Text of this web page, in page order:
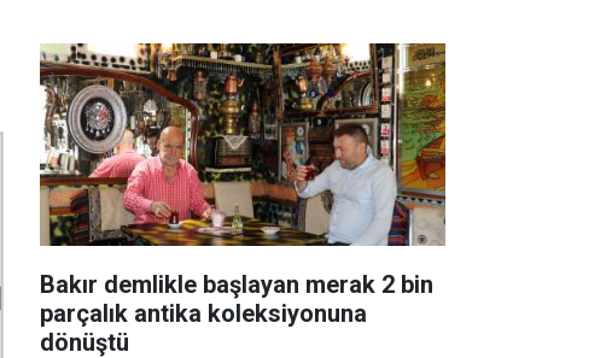
Bakır demlikle başlayan merak 2 bin
parçalık antika koleksiyonuna
dönüştü